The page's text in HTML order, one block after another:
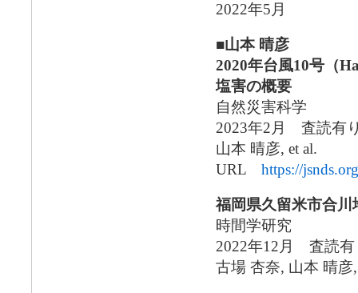
2022年5月
■山本 晴彦
2020年台風10号（
塩害の概要
自然災害科学
2023年2月 査読有
山本 晴彦, et al.
URL https://
福岡県久留米市合
時間学研究
2022年12月 査読
古場 杏奈, 山本 晴